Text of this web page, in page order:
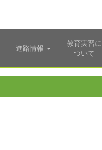
進路情報
教育実習に
ついて